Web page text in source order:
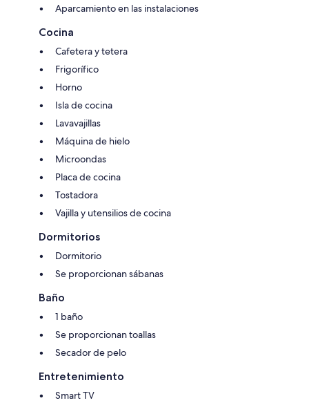
Aparcamiento en las instalaciones
Cocina
Cafetera y tetera
Frigorífico
Horno
Isla de cocina
Lavavajillas
Máquina de hielo
Microondas
Placa de cocina
Tostadora
Vajilla y utensilios de cocina
Dormitorios
Dormitorio
Se proporcionan sábanas
Baño
1 baño
Se proporcionan toallas
Secador de pelo
Entretenimiento
Smart TV